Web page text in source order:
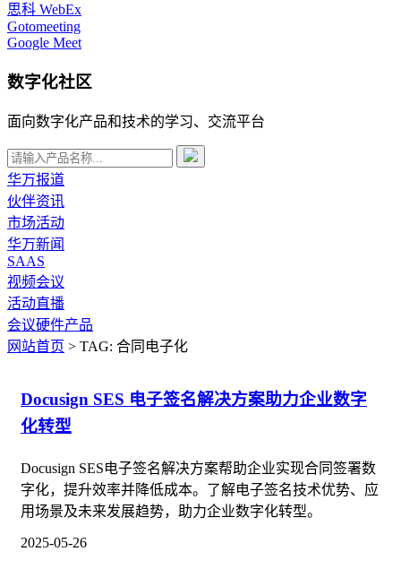
思科 WebEx
Gotomeeting
Google Meet
数字化社区
面向数字化产品和技术的学习、交流平台
华万报道
伙伴资讯
市场活动
华万新闻
SAAS
视频会议
活动直播
会议硬件产品
网站首页 > TAG: 合同电子化
Docusign SES 电子签名解决方案助力企业数字
化转型
Docusign SES电子签名解决方案帮助企业实现合同签署数
字化，提升效率并降低成本。了解电子签名技术优势、应
用场景及未来发展趋势，助力企业数字化转型。
2025-05-26